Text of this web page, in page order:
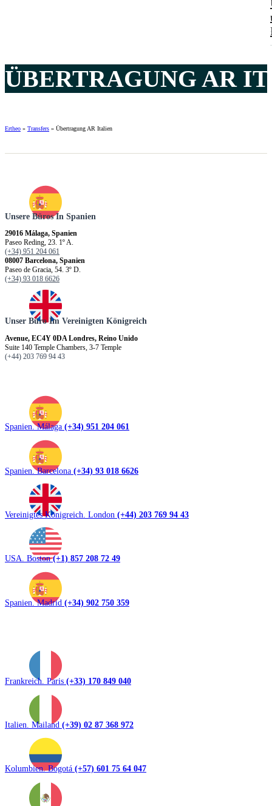
ÜBERTRAGUNG AR
Ertheo » Transfers » Übertragung AR Italien
Unsere Büros In Spanien
29016 Málaga, Spanien
Paseo Reding, 23. 1º A.
(+34) 951 204 061
08007 Barcelona, Spanien
Paseo de Gracia, 54. 3º D.
(+34) 93 018 6626
Unser Büro Im Vereinigten Königreich
Avenue, EC4Y 0DA Londres, Reino Unido
Suite 140 Temple Chambers, 3-7 Temple
(+44) 203 769 94 43
Spanien. Málaga (+34) 951 204 061
Spanien. Barcelona (+34) 93 018 6626
Vereinigtes Königreich. London (+44) 203 769 94 43
USA. Boston(+1) 857 208 72 49
Spanien. Madrid (+34) 902 750 359
Frankreich. Paris (+33) 170 849 040
Italien. Mailand (+39) 02 87 368 972
Kolumbien. Bogotá (+57) 601 75 64 047